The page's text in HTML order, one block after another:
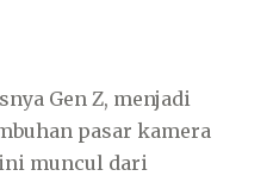
Gen Z, menjadi
pasar kamera
muncul dari